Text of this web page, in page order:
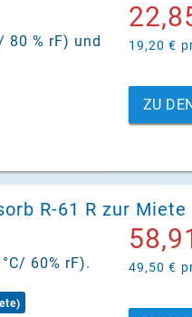
80 % rF) und
19,20 €
ZU
R-61 R zur Miete
60% rF).
49,50 €